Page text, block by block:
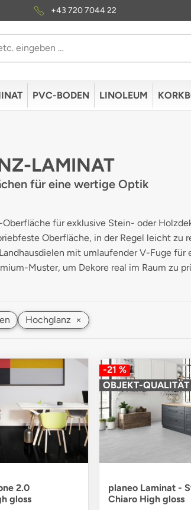
+43 720 7044 22
PVC-BODEN LINOLEUM
LAMINAT
für eine wertige Optik
Oberfläche für exklusive Stein- oder
Oberfläche, in der Regel leicht zu
mit umlaufender V-Fuge für
Muster, um Dekore real im Raum zu
Hochglanz ×
2.0
gloss
-21 %
OBJEKT-QUALITÄT
planeo Laminat -
Chiaro High gloss